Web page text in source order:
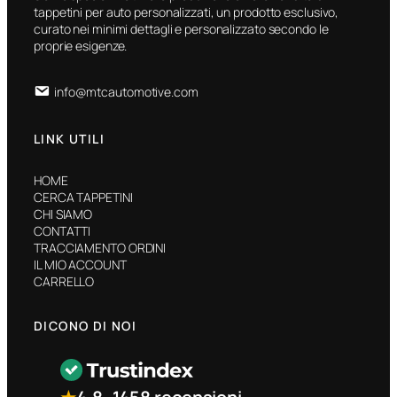
tappetini per auto personalizzati, un prodotto esclusivo,
curato nei minimi dettagli e personalizzato secondo le
proprie esigenze.
info@mtcautomotive.com
LINK UTILI
HOME
CERCA TAPPETINI
CHI SIAMO
CONTATTI
TRACCIAMENTO ORDINI
IL MIO ACCOUNT
CARRELLO
DICONO DI NOI